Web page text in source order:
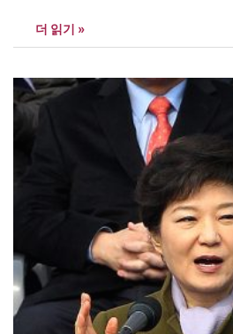
하거나 협력한 국무위원들도 물러나거
더 읽기 »